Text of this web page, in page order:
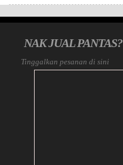
NAK JUAL PANTAS?
Tinggalkan pesanan di sini